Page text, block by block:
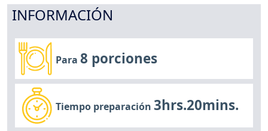
INFORMACIÓN
Para8 porciones
Tiempo preparación3hrs.20mins.